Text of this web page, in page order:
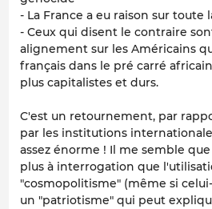
- La France a eu raison sur toute
- Ceux qui disent le contraire
alignement sur les Américains
français dans le pré carré
plus capitalistes et durs.
C'est un retournement, par
par les institutions
assez énorme ! Il me semble
plus à interrogation que
"cosmopolitisme" (même si
un "patriotisme" qui peut